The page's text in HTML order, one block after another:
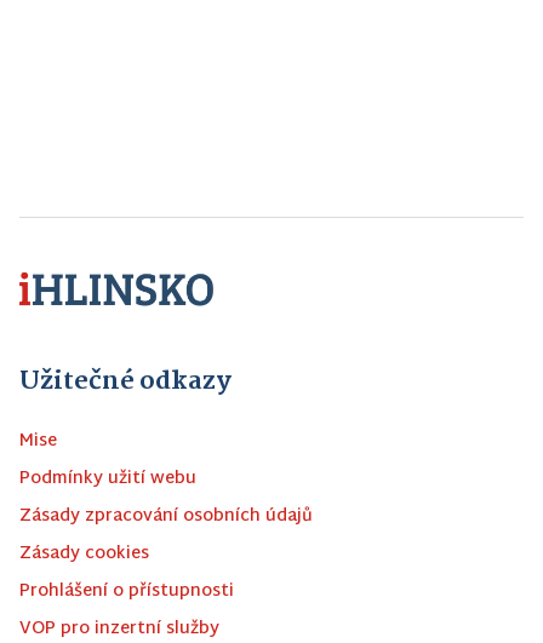
Užitečné odkazy
Mise
Podmínky užití webu
Zásady zpracování osobních údajů
Zásady cookies
Prohlášení o přístupnosti
VOP pro inzertní služby